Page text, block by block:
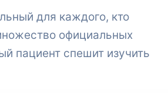
для каждого, кто
официальных
пациент спешит изучить